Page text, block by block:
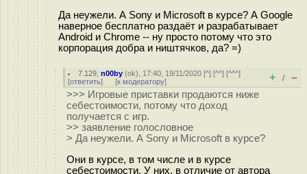
Да неужели. А Sony и Microsoft в курсе? А Google
наверное бесплатно раздаёт и разрабатывает
Android и Chrome -- ну просто потому что это
корпорация добра и ништячков, да? =)
7.129 ,n00by (ok), 17:40, 19/11/2020 [^] [^^] [^^^]
[ответить] [к модератору] + / –
>>> Игровые приставки продаются ниже
себестоимости, потому что доход
получается с игр.
>> заявление голословное
> Да неужели. А Sony и Microsoft в курсе?
Они в курсе, в том числе и в курсе
себестоимости. У них, в отличие от автора